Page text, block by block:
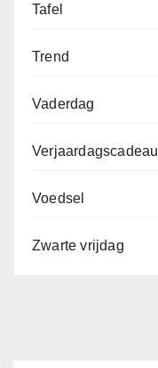
Tafel
Trend
Vaderdag
Verjaardagscadeau
Voedsel
Zwarte vrijdag